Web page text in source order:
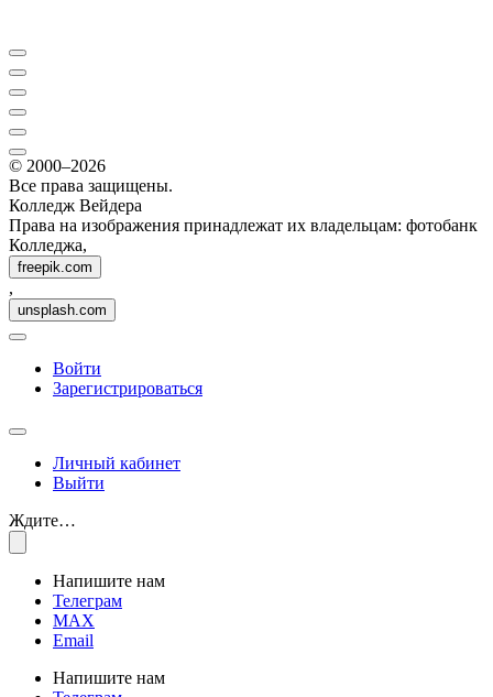
© 2000–2026
Все права защищены.
Колледж Вейдера
Права на изображения принадлежат их владельцам: фотобанк
Колледжа,
freepik.com
,
unsplash.com
Войти
Зарегистрироваться
Личный кабинет
Выйти
Ждите…
Напишите нам
Телеграм
MAX
Email
Напишите нам